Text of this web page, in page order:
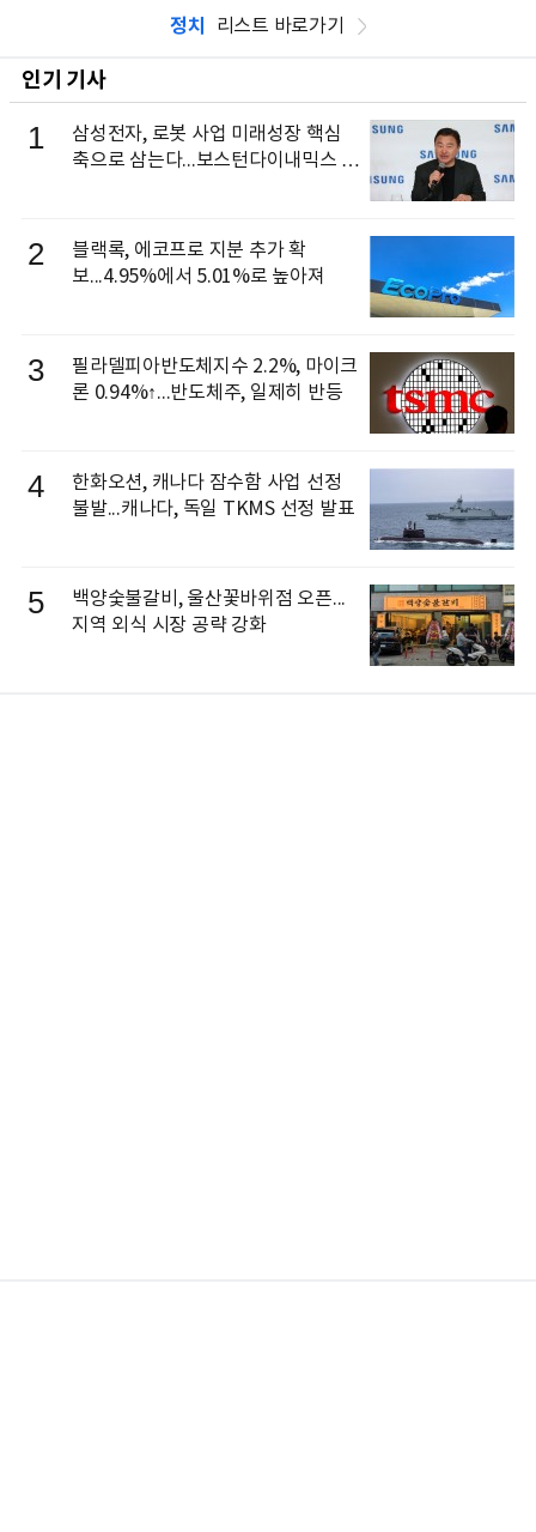
정치 리스트 바로가기
인기 기사
1
삼성전자, 로봇 사업 미래성장 핵심
축으로 삼는다...보스턴다이내믹스 출
2
블랙록, 에코프로 지분 추가 확
보...4.95%에서 5.01%로 높아져
3
필라델피아반도체지수 2.2%, 마이크
론 0.94%↑...반도체주, 일제히 반등
4
한화오션, 캐나다 잠수함 사업 선정
불발...캐나다, 독일 TKMS 선정 발표
5
백양숯불갈비, 울산꽃바위점 오픈...
지역 외식 시장 공략 강화